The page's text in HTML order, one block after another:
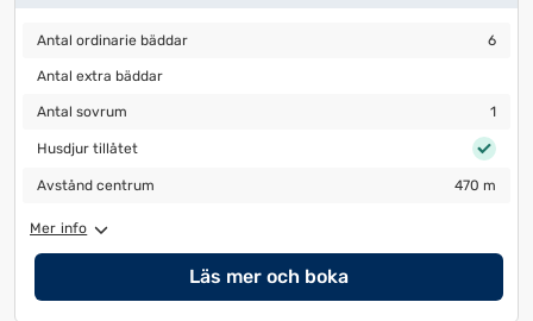
Antal ordinarie bäddar
Antal ordinarie bäddar 6
Antal extra bäddar
Antal extra bäddar
Antal sovrum
Antal sovrum 1
Husdjur tillåtet
Husdjur tillåtet
Avstånd centrum
Avstånd centrum 470 m
Mer info
Läs mer och boka